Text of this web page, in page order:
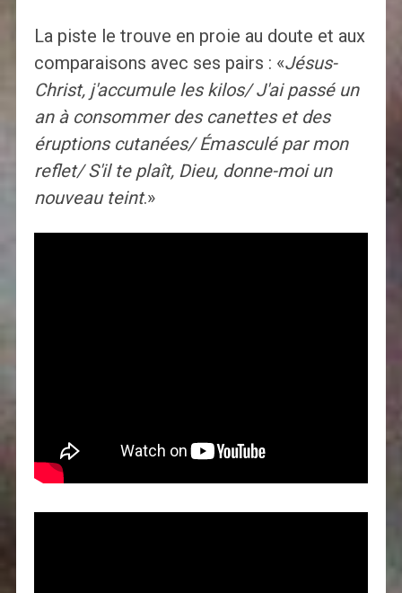
La piste le trouve en proie au doute et aux
comparaisons avec ses pairs : «Jésus-
Christ, j'accumule les kilos/ J'ai passé un
an à consommer des canettes et des
éruptions cutanées/ Émasculé par mon
reflet/ S'il te plaît, Dieu, donne-moi un
nouveau teint.»